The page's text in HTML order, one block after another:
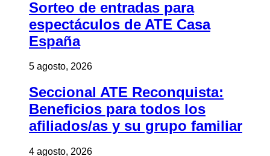
Sorteo de entradas para
espectáculos de ATE Casa
España
5 agosto, 2026
Seccional ATE Reconquista:
Beneficios para todos los
afiliados/as y su grupo familiar
4 agosto, 2026